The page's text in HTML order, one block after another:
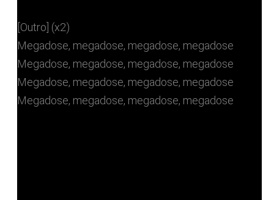
[Outro] (x2)
Megadose, megadose, megadose, megadose
Megadose, megadose, megadose, megadose
Megadose, megadose, megadose, megadose
Megadose, megadose, megadose, megadose